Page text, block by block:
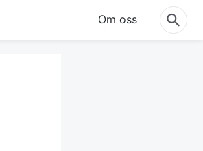
Om oss